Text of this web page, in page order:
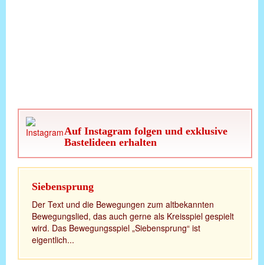
Auf Instagram folgen und exklusive
Bastelideen erhalten
Siebensprung
Der Text und die Bewegungen zum altbekannten
Bewegungslied, das auch gerne als Kreisspiel gespielt
wird. Das Bewegungsspiel „Siebensprung“ ist
eigentlich...